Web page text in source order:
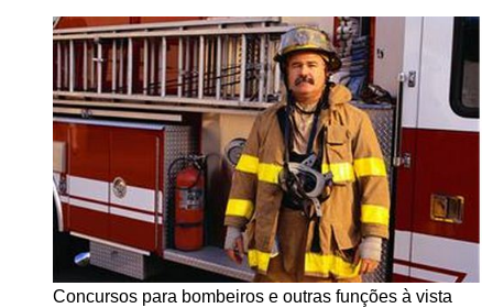
Concursos para bombeiros e outras funções à vista